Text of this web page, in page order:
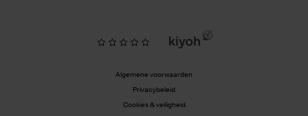
Algemene voorwaarden
Privacybeleid
Cookies & veiligheid